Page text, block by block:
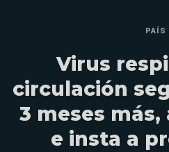
PAÍS
Virus
circulación
3 meses más,
e insta a